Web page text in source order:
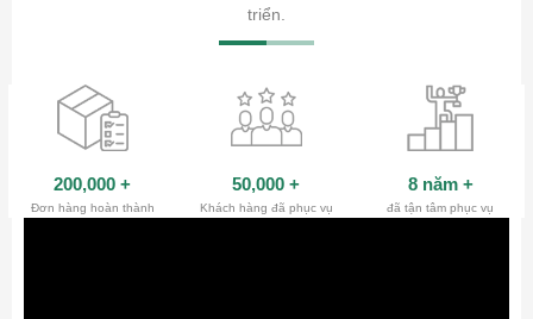
triển.
200,000 +
Đơn hàng hoàn thành
50,000 +
Khách hàng đã phục vụ
8 năm +
đã tận tâm phục vụ